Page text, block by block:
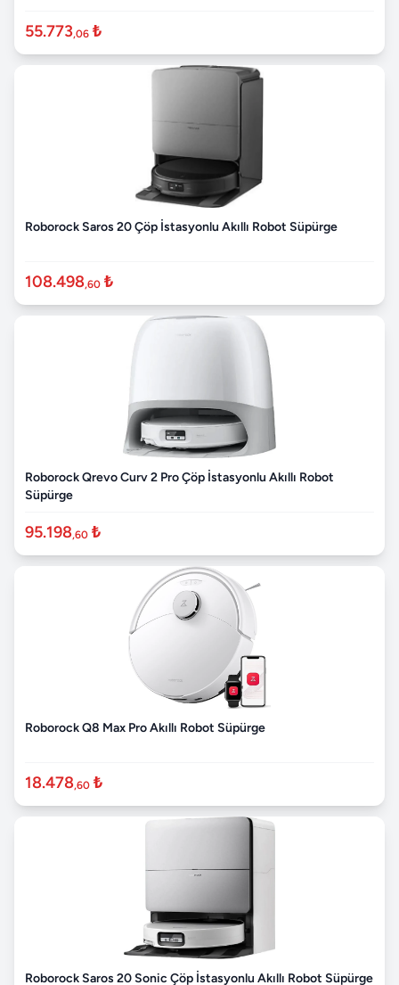
55.773,06 ₺
Roborock Saros 20 Çöp İstasyonlu Akıllı Robot Süpürge
108.498,60 ₺
Roborock Qrevo Curv 2 Pro Çöp İstasyonlu Akıllı Robot
Süpürge
95.198,60 ₺
Roborock Q8 Max Pro Akıllı Robot Süpürge
18.478,60 ₺
Roborock Saros 20 Sonic Çöp İstasyonlu Akıllı Robot Süpürge